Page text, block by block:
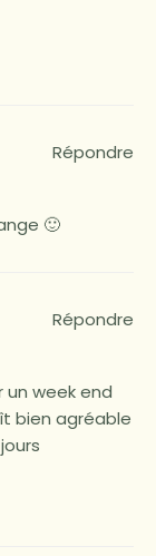
🙂
Répondre
un week end
bien agréable
Répondre